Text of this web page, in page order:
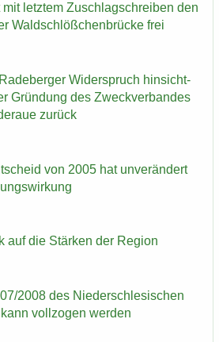
letz­tem Zu­schlag­schrei­ben den
Wald­schlöß­chen­brü­cke frei
Wi­der­spruch hin­sicht­
Grün­dung des Zweck­ver­ban­des
zu­rück
von 2005 hat un­ver­än­dert
auf die Stär­ken der Re­gi­on
2008 des Nie­der­schle­si­schen
voll­zo­gen wer­den